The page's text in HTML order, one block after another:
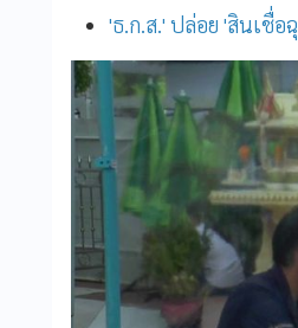
'ธ.ก.ส.' ปล่อย 'สินเชื่อ